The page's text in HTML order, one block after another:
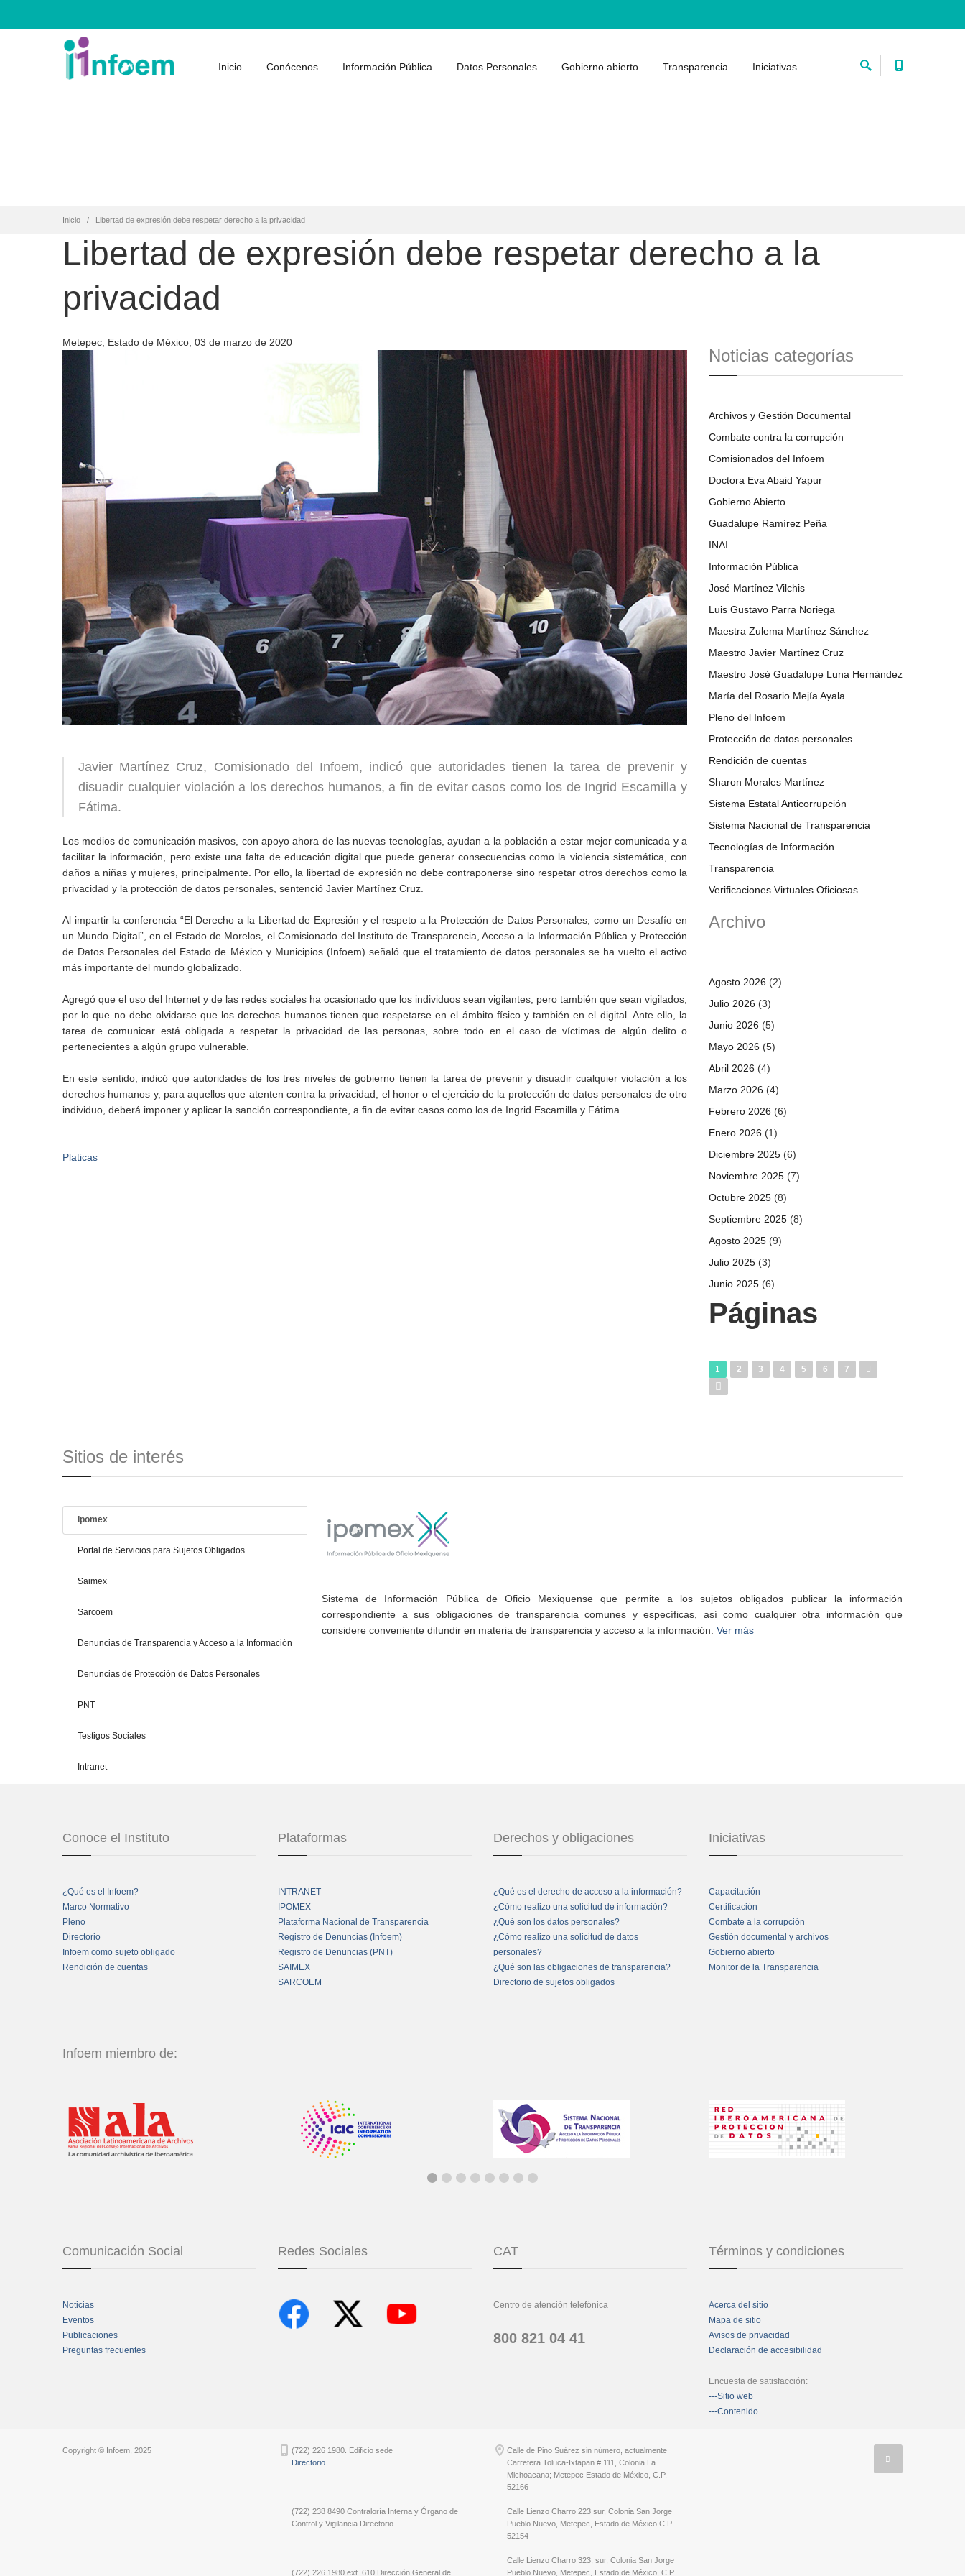
Inicio Conócenos Información Pública Datos Personales Gobierno abierto Transparencia Iniciativas
Inicio Libertad de expresión debe respetar derecho a la privacidad
Libertad de expresión debe respetar derecho a la
privacidad
Metepec, Estado de México, 03 de marzo de 2020
Javier Martínez Cruz, Comisionado del Infoem, indicó que autoridades tienen la tarea de prevenir y
disuadir cualquier violación a los derechos humanos, a fin de evitar casos como los de Ingrid Escamilla y
Fátima.
Los medios de comunicación masivos, con apoyo ahora de las nuevas tecnologías, ayudan a la población a estar mejor comunicada y a
facilitar la información, pero existe una falta de educación digital que puede generar consecuencias como la violencia sistemática, con
daños a niñas y mujeres, principalmente. Por ello, la libertad de expresión no debe contraponerse sino respetar otros derechos como la
privacidad y la protección de datos personales, sentenció Javier Martínez Cruz.
Al impartir la conferencia “El Derecho a la Libertad de Expresión y el respeto a la Protección de Datos Personales, como un Desafío en
un Mundo Digital”, en el Estado de Morelos, el Comisionado del Instituto de Transparencia, Acceso a la Información Pública y Protección
de Datos Personales del Estado de México y Municipios (Infoem) señaló que el tratamiento de datos personales se ha vuelto el activo
más importante del mundo globalizado.
Agregó que el uso del Internet y de las redes sociales ha ocasionado que los individuos sean vigilantes, pero también que sean vigilados,
por lo que no debe olvidarse que los derechos humanos tienen que respetarse en el ámbito físico y también en el digital. Ante ello, la
tarea de comunicar está obligada a respetar la privacidad de las personas, sobre todo en el caso de víctimas de algún delito o
pertenecientes a algún grupo vulnerable.
En este sentido, indicó que autoridades de los tres niveles de gobierno tienen la tarea de prevenir y disuadir cualquier violación a los
derechos humanos y, para aquellos que atenten contra la privacidad, el honor o el ejercicio de la protección de datos personales de otro
individuo, deberá imponer y aplicar la sanción correspondiente, a fin de evitar casos como los de Ingrid Escamilla y Fátima.
Platicas
Noticias categorías
Archivos y Gestión Documental
Combate contra la corrupción
Comisionados del Infoem
Doctora Eva Abaid Yapur
Gobierno Abierto
Guadalupe Ramírez Peña
INAI
Información Pública
José Martínez Vilchis
Luis Gustavo Parra Noriega
Maestra Zulema Martínez Sánchez
Maestro Javier Martínez Cruz
Maestro José Guadalupe Luna Hernández
María del Rosario Mejía Ayala
Pleno del Infoem
Protección de datos personales
Rendición de cuentas
Sharon Morales Martínez
Sistema Estatal Anticorrupción
Sistema Nacional de Transparencia
Tecnologías de Información
Transparencia
Verificaciones Virtuales Oficiosas
Archivo
Agosto 2026 (2)
Julio 2026 (3)
Junio 2026 (5)
Mayo 2026 (5)
Abril 2026 (4)
Marzo 2026 (4)
Febrero 2026 (6)
Enero 2026 (1)
Diciembre 2025 (6)
Noviembre 2025 (7)
Octubre 2025 (8)
Septiembre 2025 (8)
Agosto 2025 (9)
Julio 2025 (3)
Junio 2025 (6)
Páginas
1 2 3 4 5 6 7
Sitios de interés
Ipomex
Portal de Servicios para Sujetos Obligados
Saimex
Sarcoem
Denuncias de Transparencia y Acceso a la Información
Denuncias de Protección de Datos Personales
PNT
Testigos Sociales
Intranet
Sistema de Información Pública de Oficio Mexiquense que permite a los sujetos obligados publicar la información
correspondiente a sus obligaciones de transparencia comunes y específicas, así como cualquier otra información que
considere conveniente difundir en materia de transparencia y acceso a la información. Ver más
Conoce el Instituto
¿Qué es el Infoem?
Marco Normativo
Pleno
Directorio
Infoem como sujeto obligado
Rendición de cuentas
Plataformas
INTRANET
IPOMEX
Plataforma Nacional de Transparencia
Registro de Denuncias (Infoem)
Registro de Denuncias (PNT)
SAIMEX
SARCOEM
Derechos y obligaciones
¿Qué es el derecho de acceso a la información?
¿Cómo realizo una solicitud de información?
¿Qué son los datos personales?
¿Cómo realizo una solicitud de datos
personales?
¿Qué son las obligaciones de transparencia?
Directorio de sujetos obligados
Iniciativas
Capacitación
Certificación
Combate a la corrupción
Gestión documental y archivos
Gobierno abierto
Monitor de la Transparencia
Infoem miembro de:
Comunicación Social
Noticias
Eventos
Publicaciones
Preguntas frecuentes
Redes Sociales CAT
Centro de atención telefónica
800 821 04 41
Términos y condiciones
Acerca del sitio
Mapa de sitio
Avisos de privacidad
Declaración de accesibilidad
Encuesta de satisfacción:
---Sitio web
---Contenido
Copyright © Infoem, 2025
(722) 226 1980. Edificio sede
Directorio
(722) 238 8490 Contraloría Interna y Órgano de
Control y Vigilancia Directorio
(722) 226 1980 ext. 610 Dirección General de
Calle de Pino Suárez sin número, actualmente
Carretera Toluca-Ixtapan # 111, Colonia La
Michoacana; Metepec Estado de México, C.P.
52166
Calle Lienzo Charro 223 sur, Colonia San Jorge
Pueblo Nuevo, Metepec, Estado de México C.P.
52154
Calle Lienzo Charro 323, sur, Colonia San Jorge
Pueblo Nuevo, Metepec, Estado de México, C.P.